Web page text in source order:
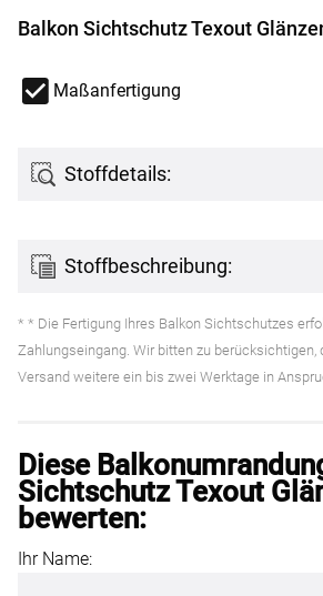
Balkon Sichtschutz Texout
Maßanfertigung
Stoffdetails:
Stoffbeschreibung:
* * Die Fertigung Ihres Balkon Sichtschutzes
Zahlungseingang. Wir bitten zu
Versand weitere ein bis zwei Werktage in
Diese
Sichtschutz Texout
bewerten:
Ihr Name: